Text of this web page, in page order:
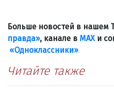
Больше новостей в нашем
правда», канале в МАХи
«Одноклассники».
Читайте также